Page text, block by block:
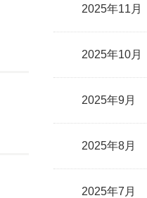
2025年11月
2025年10月
2025年9月
2025年8月
2025年7月